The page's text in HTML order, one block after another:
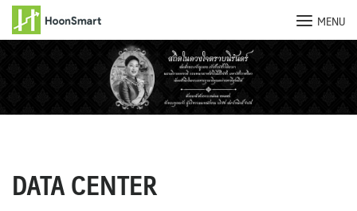
MENU
DATA CENTER